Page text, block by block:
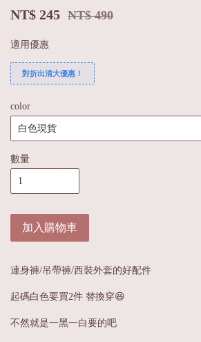
NT$ 245 NT$ 490
適用優惠
對折出清大優惠！
color
數量
加入購物車
連身褲/吊帶褲/西裝外套的好配件
起碼白色要買2件 替換穿😆
不然就是一黑一白要的吧